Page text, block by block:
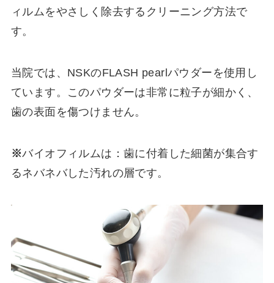
ィルムをやさしく除去するクリーニング方法で
す。
当院では、NSKのFLASH pearlパウダーを使用し
ています。このパウダーは非常に粒子が細かく、
歯の表面を傷つけません。
※バイオフィルムは：歯に付着した細菌が集合す
るネバネバした汚れの層です。